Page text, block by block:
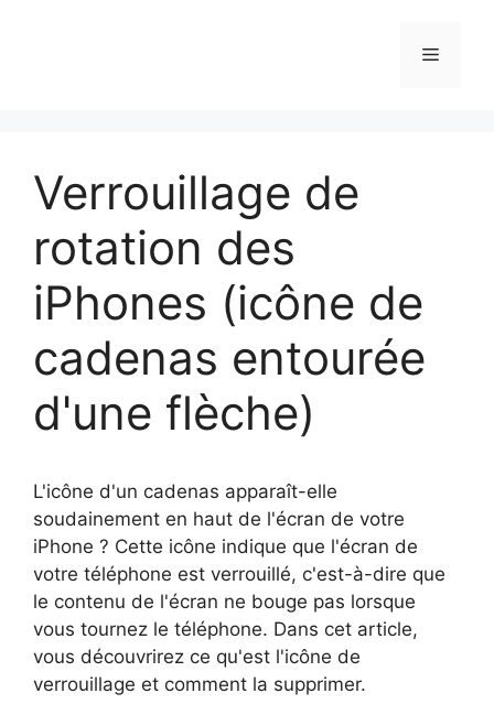
Menu
Verrouillage de
rotation des
iPhones (icône de
cadenas entourée
d'une flèche)
L'icône d'un cadenas apparaît-elle
soudainement en haut de l'écran de votre
iPhone ? Cette icône indique que l'écran de
votre téléphone est verrouillé, c'est-à-dire que
le contenu de l'écran ne bouge pas lorsque
vous tournez le téléphone. Dans cet article,
vous découvrirez ce qu'est l'icône de
verrouillage et comment la supprimer.